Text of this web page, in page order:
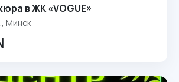
в ЖК «VOGUE»
Минск